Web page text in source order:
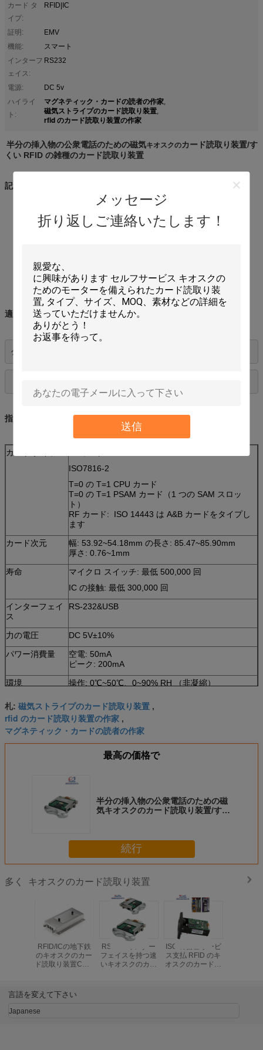
メッセージ
折り返しご連絡いたします！
送信
カード タ
イプ:
RFID|IC
証明:
EMV
機能:
スマート
インターフ
ェイス:
RS232
電源:
DC 5v
ハイライ
ト:
マグネティック・カードの読者の作家,
磁気ストライプのカード読取り装置,
rfid のカード読取り装置の作家
半分の挿入物の公衆電話のための磁気キオスクのカード読取り装置/す
くい RFID の雑種のカード読取り装置
記述:
reading&writing IC&RF カード
異物からの保護の読者のための特別なバッフルの設計
証明される EMV
適用:
公衆電話、賭博、実用性
指定:
カード タイプ
ISO7816-2
T=0 の T=1 CPU カード
T=0 の T=1 PSAM カード（1 つの SAM スロッ
ト）
RF カード: ISO 14443 は A&B カードをタイプし
ます
カード次元
幅: 53.92~54.18mm の長さ: 85.47~85.90mm
厚さ: 0.76~1mm
寿命
マイクロ スイッチ: 最低 500,000 回
IC の接触: 最低 300,000 回
インターフェイ
ス
RS-232&USB
力の電圧
DC 5V±10%
パワー消費量
空電: 50mA
ピーク: 200mA
環境
操作: 0℃~50℃、0~90% RH （非凝縮）
重量
200g について
札: 磁気ストライプのカード読取り装置 ,
rfid のカード読取り装置の作家 ,
マグネティック・カードの読者の作家
最高の価格で
半分の挿入物の公衆電話のための磁
気キオスクのカード読取り装置/すく
続行
多く キオスクのカード読取り装置
RFID/ICの地下鉄
のキオスクのカー
ド読取り装置CRT-
スト インターフェ
イス
RS 232 インター
フェイスを持つ速
いキオスクのカー
ISO の自己サービ
ス支払 RFID のキ
オスクのカード読
言語を変えて下さい
Japanese